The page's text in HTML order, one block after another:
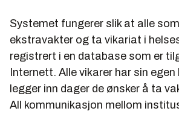
Systemet fungerer slik at alle
ekstravakter og ta vikariat i
registrert i en database som er
Internett. Alle vikarer har sin
legger inn dager de ønsker å ta
All kommunikasjon mellom